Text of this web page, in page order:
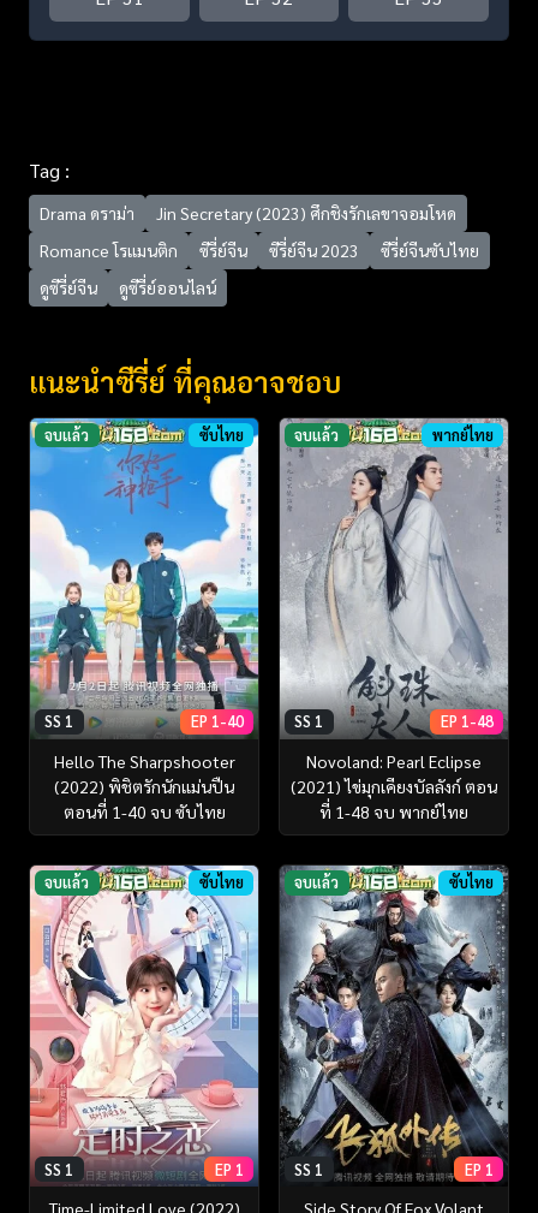
Tag :
Drama ดราม่า
Jin Secretary (2023) ศึกชิงรักเลขาจอมโหด
Romance โรแมนติก
ซีรี่ย์จีน ซีรี่ย์จีน 2023
ซีรี่ย์จีนซับไทย
ดูซีรี่ย์จีน
ดูซีรี่ย์ออนไลน์
แนะนำซีรี่ย์ ที่คุณอาจชอบ
จบแล้ว ซับไทย
SS 1 EP 1-40
Hello The Sharpshooter
(2022) พิชิตรักนักแม่นปืน
ตอนที่ 1-40 จบ ซับไทย
จบแล้ว พากย์ไทย
SS 1 EP 1-48
Novoland: Pearl Eclipse
(2021) ไข่มุกเคียงบัลลังก์ ตอน
ที่ 1-48 จบ พากย์ไทย
จบแล้ว ซับไทย
SS 1 EP 1
Time-Limited Love (2022)
จบแล้ว ซับไทย
SS 1 EP 1
Side Story Of Fox Volant